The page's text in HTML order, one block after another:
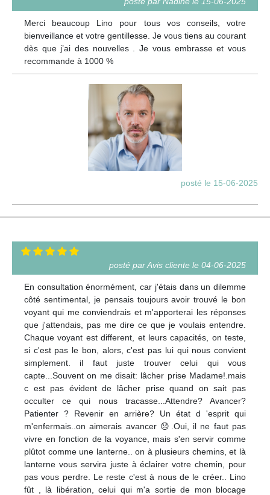
Merci beaucoup Lino pour tous vos conseils, votre
bienveillance et votre gentillesse. Je vous tiens au courant
dès que j’ai des nouvelles . Je vous embrasse et vous
recommande à 1000 %
posté le 15-06-2025
posté par Avis cliente le 04-06-2025
En consultation énormément, car j'étais dans un dilemme
côté sentimental, je pensais toujours avoir trouvé le bon
voyant qui me conviendrais et m'apporterai les réponses
que j'attendais, pas me dire ce que je voulais entendre.
Chaque voyant est different, et leurs capacités, on teste,
si c'est pas le bon, alors, c'est pas lui qui nous convient
simplement. il faut juste trouver celui qui vous
capte...Souvent on me disait: lâcher prise Madame!.mais
c est pas évident de lâcher prise quand on sait pas
occulter ce qui nous tracasse...Attendre? Avancer?
Patienter ? Revenir en arrière? Un état d 'esprit qui
m'enfermais..on aimerais avancer 😞.Oui, il ne faut pas
vivre en fonction de la voyance, mais s'en servir comme
plûtot comme une lanterne.. on à plusieurs chemins, et là
lanterne vous servira juste à éclairer votre chemin, pour
pas vous perdre. Le reste c'est à nous de le créer.. Lino
fût , là libération, celui qui m'a sortie de mon blocage